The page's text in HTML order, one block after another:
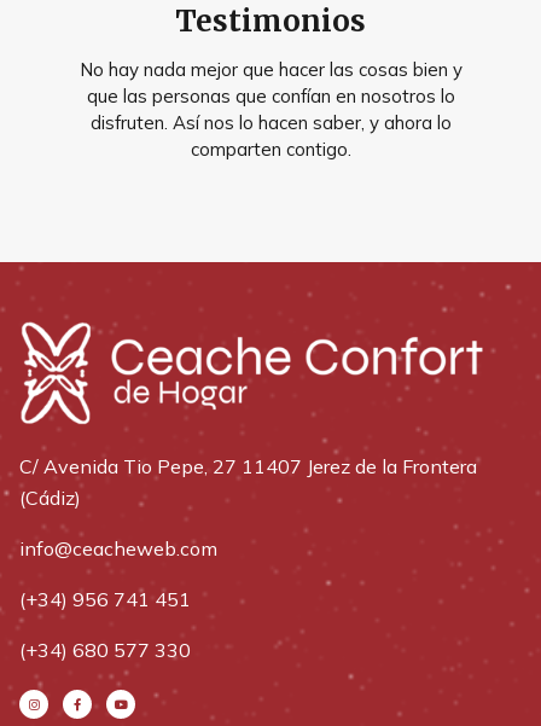
Testimonios
No hay nada mejor que hacer las cosas bien y
que las personas que confían en nosotros lo
disfruten. Así nos lo hacen saber, y ahora lo
comparten contigo.
C/ Avenida Tio Pepe, 27 11407 Jerez de la Frontera
(Cádiz)
info@ceacheweb.com
(+34) 956 741 451
(+34) 680 577 330